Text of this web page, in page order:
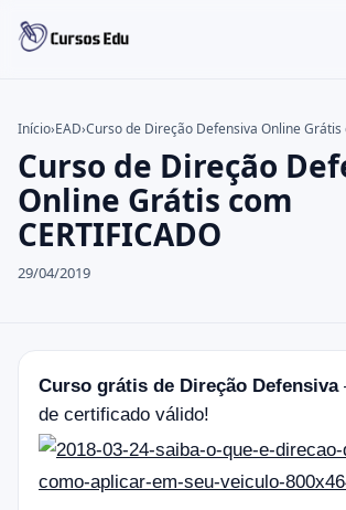
Inglês
Idiomas
espanhol
Buscar no site
Buscar por:
Pressione Enter para buscar ou ESC
Início›EAD›Curso de Direção Defensiva Online Grátis
Curso de Direção
Online Grátis com
CERTIFICADO
29/04/2019
Curso grátis de Direção Defensiva
de certificado válido!